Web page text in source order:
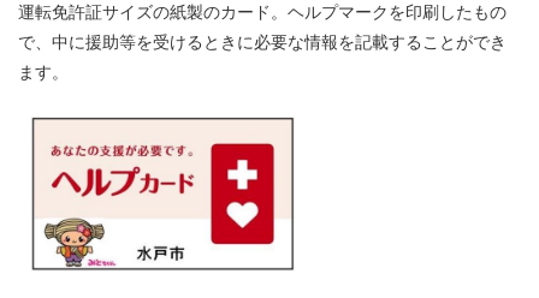
運転免許証サイズの紙製のカード。ヘルプマークを印刷したもの
で、中に援助等を受けるときに必要な情報を記載することができ
ます。​